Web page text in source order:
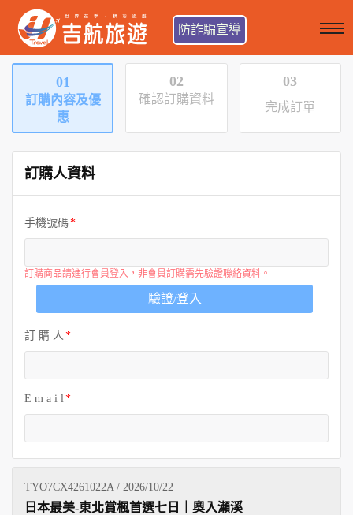
防詐騙宣導
01
訂購內容及優
惠
02
確認訂購資料
03
完成訂單
訂購人資料
手機號碼
訂購商品請進行會員登入，非會員訂購需先驗證聯絡資料。
驗證/登入
訂 購 人
E m a i l
TYO7CX4261022A / 2026/10/22
日本最美-東北賞楓首選七日｜奧入瀨溪